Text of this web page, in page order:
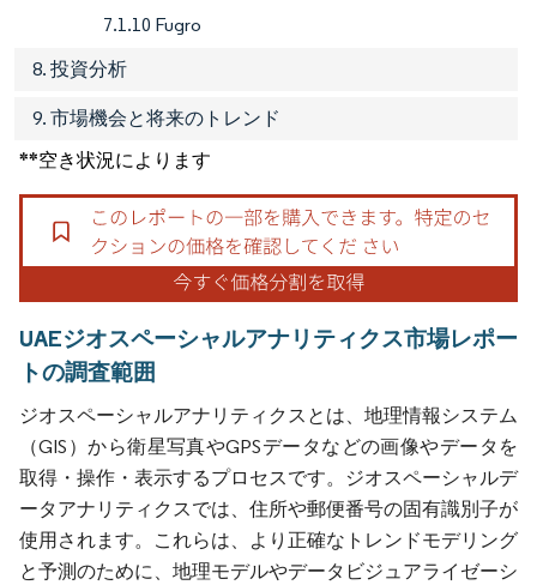
7.1.10 Fugro
8. 投資分析
9. 市場機会と将来のトレンド
**空き状況によります
UAEジオスペーシャルアナリティクス市場レポー
トの調査範囲
ジオスペーシャルアナリティクスとは、地理情報システム
（GIS）から衛星写真やGPSデータなどの画像やデータを
取得・操作・表示するプロセスです。ジオスペーシャルデ
ータアナリティクスでは、住所や郵便番号の固有識別子が
使用されます。これらは、より正確なトレンドモデリング
と予測のために、地理モデルやデータビジュアライゼーシ